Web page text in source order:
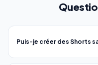
Puis-je créer des Shorts